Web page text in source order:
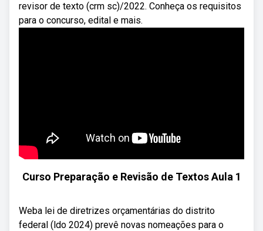
revisor de texto (crm sc)/2022. Conheça os requisitos
para o concurso, edital e mais.
Curso Preparação e Revisão de Textos Aula 1
Weba lei de diretrizes orçamentárias do distrito
federal (ldo 2024) prevê novas nomeações para o